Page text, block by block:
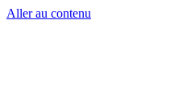
Aller au contenu